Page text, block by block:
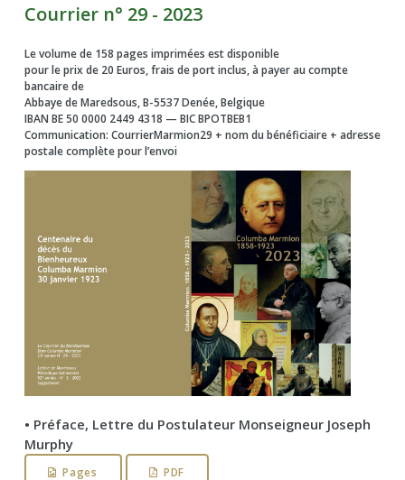
Courrier n° 29 - 2023
Le volume de 158 pages imprimées est disponible
pour le prix de 20 Euros, frais de port inclus, à payer au compte
bancaire de
Abbaye de Maredsous, B-5537 Denée, Belgique
IBAN BE 50 0000 2449 4318 — BIC BPOTBEB1
Communication: CourrierMarmion29 + nom du bénéficiaire + adresse
postale complète pour l’envoi
• Préface, Lettre du Postulateur Monseigneur Joseph
Murphy
Pages PDF